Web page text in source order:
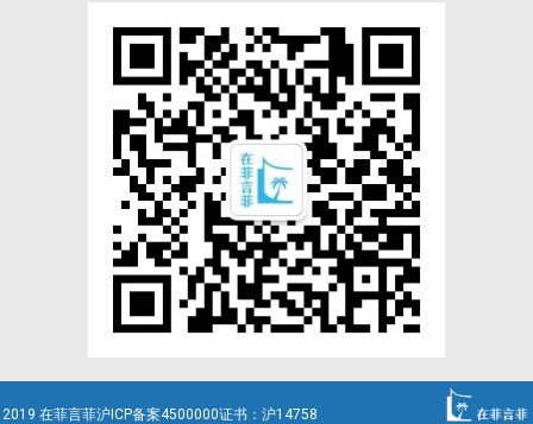
2019 在菲言菲沪ICP备案4500000证书：沪14758